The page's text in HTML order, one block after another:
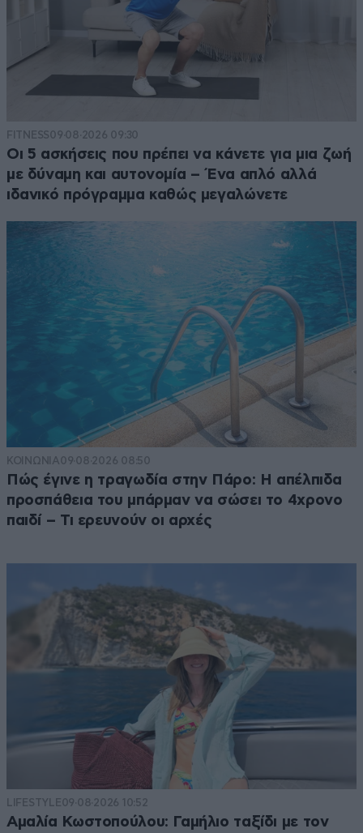
FITNESS09·08·2026 09:30
Οι 5 ασκήσεις που πρέπει να κάνετε για μια ζωή
με δύναμη και αυτονομία – Ένα απλό αλλά
ιδανικό πρόγραμμα καθώς μεγαλώνετε
ΚΟΙΝΩΝΙΑ09·08·2026 08:50
Πώς έγινε η τραγωδία στην Πάρο: Η απέλπιδα
προσπάθεια του μπάρμαν να σώσει το 4χρονο
παιδί – Τι ερευνούν οι αρχές
LIFESTYLE09·08·2026 10:52
Αμαλία Κωστοπούλου: Γαμήλιο ταξίδι με τον